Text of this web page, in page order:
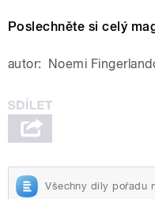
Poslechněte si celý
autor: Noemi
Všechny díly pořadu